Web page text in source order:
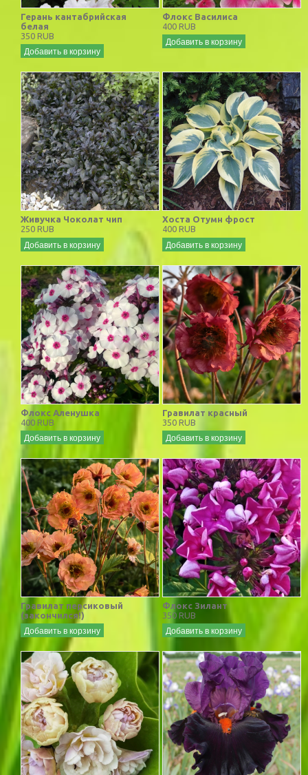
Герань кантабрийская
белая
350 RUB
Добавить в корзину
Флокс Василиса
400 RUB
Добавить в корзину
Живучка Чоколат чип
250 RUB
Добавить в корзину
Хоста Отумн фрост
400 RUB
Добавить в корзину
Флокс Аленушка
400 RUB
Добавить в корзину
Гравилат красный
350 RUB
Добавить в корзину
Гравилат персиковый
(закончился!)
Добавить в корзину
Флокс Зилант
350 RUB
Добавить в корзину